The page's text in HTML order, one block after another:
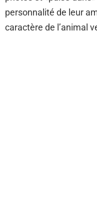
personnalité de leur
caractère de l’animal